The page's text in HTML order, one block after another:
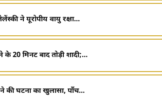
ने यूरोपीय वायु रक्षा...
20 मिनट बाद तोड़ी शादी;...
की घटना का खुलासा, पाँच...